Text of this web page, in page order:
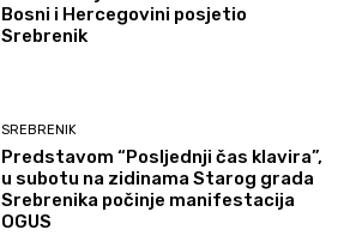
Bosni i Hercegovini posjetio
Srebrenik
SREBRENIK
Predstavom “Posljednji čas klavira”,
u subotu na zidinama Starog grada
Srebrenika počinje manifestacija
OGUS